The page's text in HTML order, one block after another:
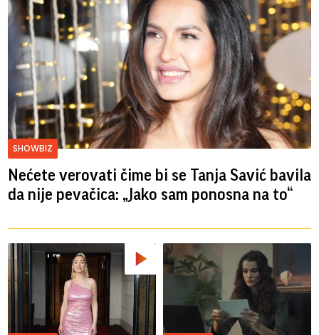
SHOWBIZ
Nećete verovati čime bi se Tanja Savić bavila
da nije pevačica: „Jako sam ponosna na to“